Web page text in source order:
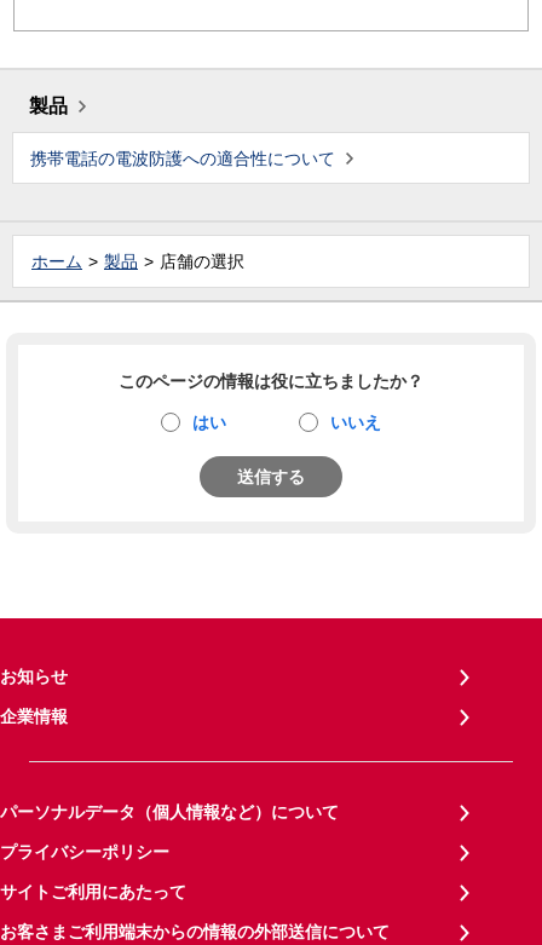
製品
携帯電話の電波防護への適合性について
ホーム 製品 店舗の選択
このページの情報は役に立ちましたか？
はい いいえ
送信する
お知らせ
企業情報
パーソナルデータ（個人情報など）について
プライバシーポリシー
サイトご利用にあたって
お客さまご利用端末からの情報の外部送信について